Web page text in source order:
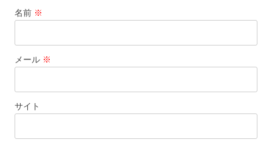
名前 ※
メール ※
サイト